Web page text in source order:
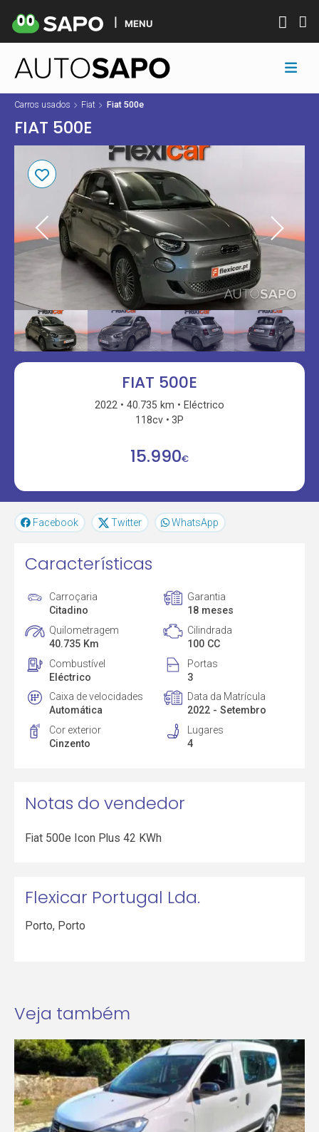
MENU
Carros usados Fiat Fiat 500e
FIAT 500E
FIAT 500E
2022 40.735 km
Eléctrico
118cv
3P
15.990€
Facebook Twitter WhatsApp
Características
Carroçaria
Citadino
Garantia
18 meses
Quilometragem
40.735 Km
Cilindrada
100 CC
Combustível
Eléctrico
Portas
3
Caixa de velocidades
Automática
Data da Matrícula
2022 - Setembro
Cor exterior
Cinzento
Lugares
4
Notas do vendedor
Fiat 500e Icon Plus 42 KWh
Flexicar Portugal Lda.
Porto, Porto
Veja também